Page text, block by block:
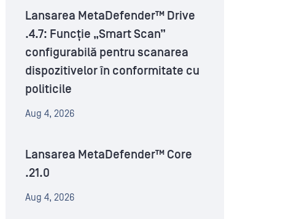
Lansarea MetaDefender™ Drive
.4.7: Funcție „Smart Scan”
configurabilă pentru scanarea
dispozitivelor în conformitate cu
politicile
Aug 4, 2026
Lansarea MetaDefender™ Core
.21.0
Aug 4, 2026